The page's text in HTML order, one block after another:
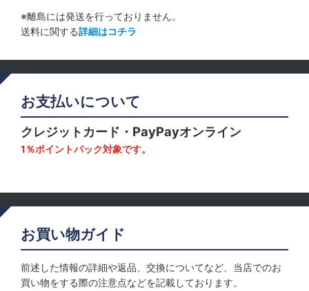
※離島には発送を行っておりません。
送料に関する詳細はコチラ
お支払いについて
クレジットカード・PayPayオンライン
1％ポイントバック対象です。
お買い物ガイド
前述した情報の詳細や返品、交換についてなど、当店でのお
買い物をする際の注意点などを記載しております。